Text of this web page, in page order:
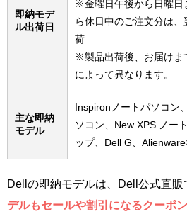
即納モデ
ル出荷日
※金曜日午後から日曜日
ら休日中のご注文分は
荷
※製品出荷後、お届けま
によって異なります。
主な即納
モデル
Inspironノートパソコン
ソコン、New XPS ノー
ップ、Dell G、
Dellの即納モデルは、Dell公式直販
デルもセールや割引になるクーポ